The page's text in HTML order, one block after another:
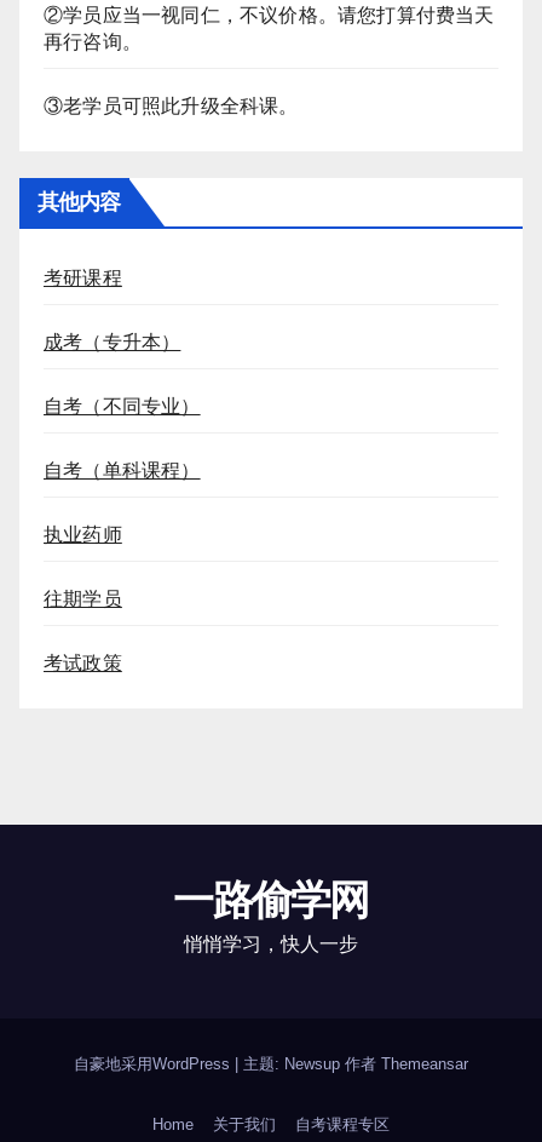
②学员应当一视同仁，不议价格。请您打算付费当天
再行咨询。
③老学员可照此升级全科课。
其他内容
考研课程
成考（专升本）
自考（不同专业）
自考（单科课程）
执业药师
往期学员
考试政策
一路偷学网
悄悄学习，快人一步
自豪地采用WordPress 主题: Newsup 作者 Themeansar
Home 关于我们 自考课程专区